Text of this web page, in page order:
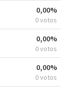
0,00%
0 votos
0,00%
0 votos
0,00%
0 votos